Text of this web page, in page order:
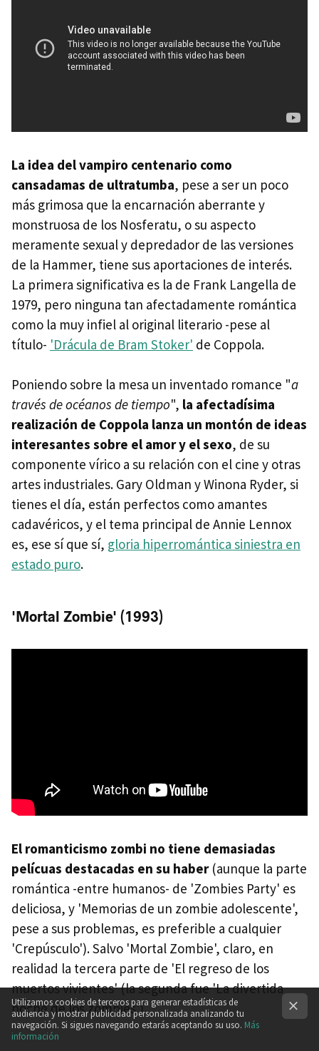
La idea del vampiro centenario como
cansadamas de ultratumba, pese a ser un poco
más grimosa que la encarnación aberrante y
monstruosa de los Nosferatu, o su aspecto
meramente sexual y depredador de las versiones
de la Hammer, tiene sus aportaciones de interés.
La primera significativa es la de Frank Langella de
1979, pero ninguna tan afectadamente romántica
como la muy infiel al original literario -pese al
título- 'Drácula de Bram Stoker' de Coppola.
Poniendo sobre la mesa un inventado romance "a
través de océanos de tiempo", la afectadísima
realización de Coppola lanza un montón de ideas
interesantes sobre el amor y el sexo, de su
componente vírico a su relación con el cine y otras
artes industriales. Gary Oldman y Winona Ryder, si
tienes el día, están perfectos como amantes
cadavéricos, y el tema principal de Annie Lennox
es, ese sí que sí, gloria hiperromántica siniestra en
estado puro.
'Mortal Zombie' (1993)
El romanticismo zombi no tiene demasiadas
pelícuas destacadas en su haber(aunque la parte
romántica -entre humanos- de 'Zombies Party' es
deliciosa, y 'Memorias de un zombie adolescente',
pese a sus problemas, es preferible a cualquier
'Crepúsculo'). Salvo 'Mortal Zombie', claro, en
realidad la tercera parte de 'El regreso de los
muertos vivientes' (la segunda fue 'La divertida
noche de los zombies').
Utilizamos cookies de terceros para generar estadísticas de
audiencia y mostrar publicidad personalizada analizando tu
navegación. Si sigues navegando estarás aceptando su uso. Más
información